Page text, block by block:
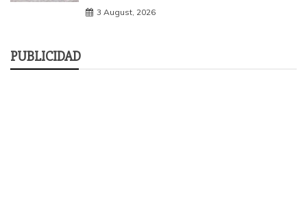
3 August, 2026
PUBLICIDAD